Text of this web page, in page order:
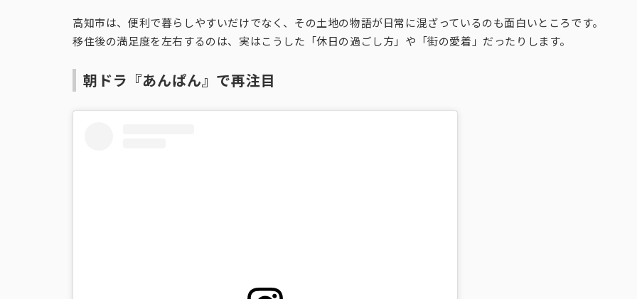
高知市は、便利で暮らしやすいだけでなく、その土地の物語が日常に混ざっているのも面白いところです。
移住後の満足度を左右するのは、実はこうした「休日の過ごし方」や「街の愛着」だったりします。
朝ドラ『あんぱん』で再注目